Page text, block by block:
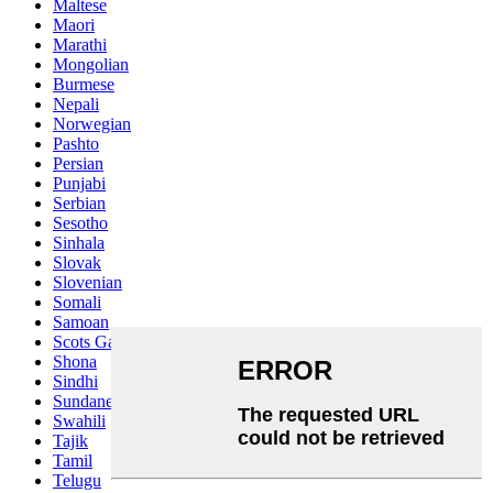
Maltese
Maori
Marathi
Mongolian
Burmese
Nepali
Norwegian
Pashto
Persian
Punjabi
Serbian
Sesotho
Sinhala
Slovak
Slovenian
Somali
Samoan
Scots Gaelic
Shona
Sindhi
Sundanese
Swahili
Tajik
Tamil
Telugu